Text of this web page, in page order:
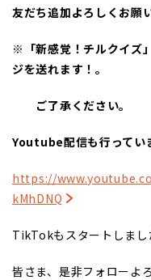
友だち追加よろしくお願
※「新感覚！チルクイズ
ジを送れます！。
ご了承ください。
Youtube配信も行ってい
https://
kMhDNQ
TikTokもスタートしまし
皆さま、是非フォローよ